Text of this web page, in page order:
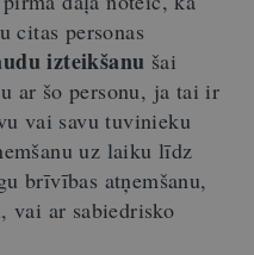
citas personas
izteikšanu šai
ar šo personu, ja tai ir
vai savu tuvinieku
uz laiku līdz
brīvības atņemšanu,
vai ar sabiedrisko